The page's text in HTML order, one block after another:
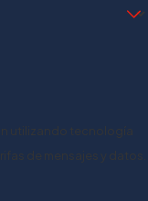
utilizando tecnología
de mensajes y datos.